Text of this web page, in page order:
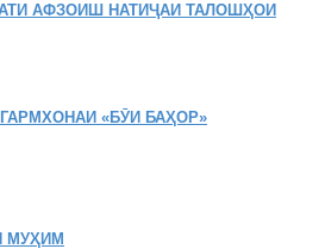
АФЗОИШ НАТИҶАИ ТАЛОШҲОИ
«БӮИ БАҲОР»
МУҲИМ